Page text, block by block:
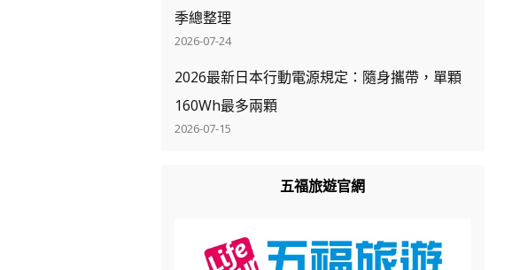
季總整理
2026-07-24
2026最新日本行動電源規定：隨身攜帶，單顆
160Wh最多兩顆
2026-07-15
五福旅遊官網